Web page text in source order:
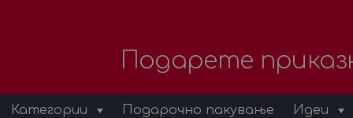
Подарете
Категории Подарочно пакување Идеи